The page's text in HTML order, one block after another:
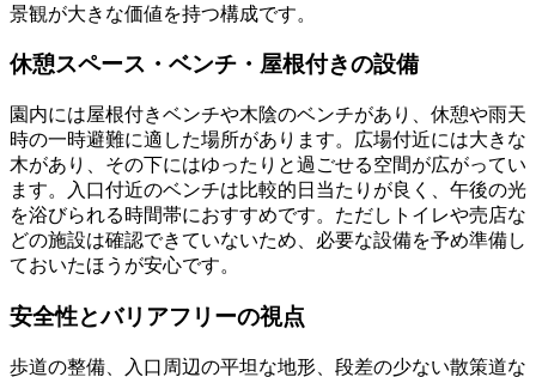
景観が大きな価値を持つ構成です。
休憩スペース・ベンチ・屋根付きの設備
園内には屋根付きベンチや木陰のベンチがあり、休憩や雨天
時の一時避難に適した場所があります。広場付近には大きな
木があり、その下にはゆったりと過ごせる空間が広がってい
ます。入口付近のベンチは比較的日当たりが良く、午後の光
を浴びられる時間帯におすすめです。ただしトイレや売店な
どの施設は確認できていないため、必要な設備を予め準備し
ておいたほうが安心です。
安全性とバリアフリーの視点
歩道の整備、入口周辺の平坦な地形、段差の少ない散策道な